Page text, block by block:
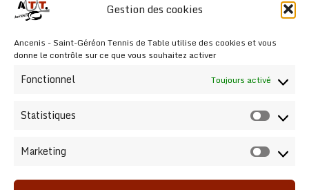
Gestion des cookies
Ancenis - Saint-Géréon Tennis de Table utilise des cookies et vous
donne le contrôle sur ce que vous souhaitez activer
Fonctionnel Toujours activé
Statistiques
Marketing
Une nouvelle section au sein
d’ATT
Par François Liaumet 29 décembre 2022